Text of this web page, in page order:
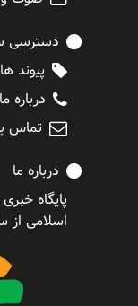
دسترسی
پیوند ها
درباره ما
تماس
درباره ما
پایگاه
اسلامی از سال ۱۳۹۳ شروع به